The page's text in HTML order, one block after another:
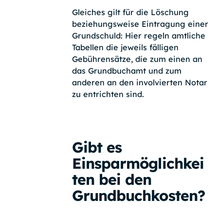
Gleiches gilt für die Löschung
beziehungsweise Eintragung einer
Grundschuld: Hier regeln amtliche
Tabellen die jeweils fälligen
Gebührensätze, die zum einen an
das Grundbuchamt und zum
anderen an den involvierten Notar
zu entrichten sind.
Gibt es
Einsparmöglichkei
ten bei den
Grundbuchkosten?